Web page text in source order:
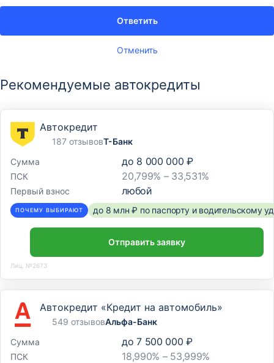
Отменить
Ответить
Рекомендуемые автокредиты
Автокредит
187 отзывовТ-Банк
Сумма
до 8 000 000 ₽
ПСК 20,799% – 33,531%
Первый взнос любой
ПОЧЕМУ ВЫБИРАЮТ до 8 млн ₽ по паспорту и водительскому
Отправить заявку
Лиц. №2673
Автокредит «Кредит на автомобиль»
549 отзывовАльфа-Банк
Сумма
до 7 500 000 ₽
ПСК 18,990% – 53,999%